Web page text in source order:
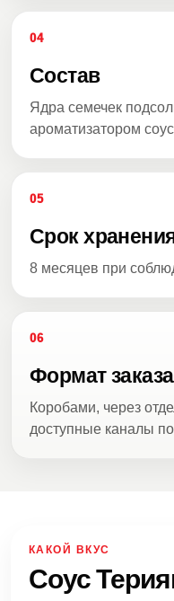
04
Состав
Ядра семечек
ароматизатором
05
Срок
8 месяцев при
06
Формат заказа
Коробами, через
доступные каналы
КАКОЙ ВКУС
Соус